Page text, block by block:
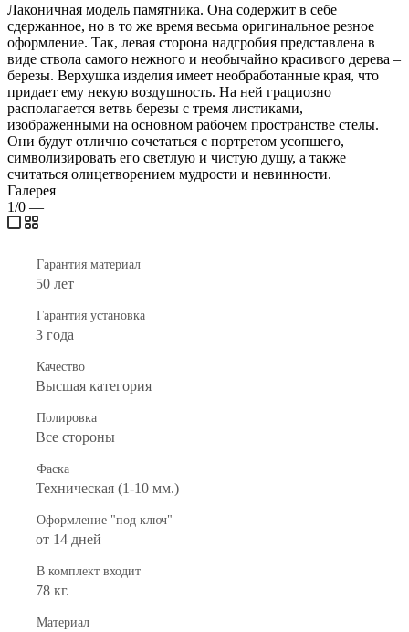
Лаконичная модель памятника. Она содержит в себе
сдержанное, но в то же время весьма оригинальное резное
оформление. Так, левая сторона надгробия представлена в
виде ствола самого нежного и необычайно красивого дерева –
березы. Верхушка изделия имеет необработанные края, что
придает ему некую воздушность. На ней грациозно
располагается ветвь березы с тремя листиками,
изображенными на основном рабочем пространстве стелы.
Они будут отлично сочетаться с портретом усопшего,
символизировать его светлую и чистую душу, а также
считаться олицетворением мудрости и невинности.
Галерея
1/0 —
Гарантия материал
50 лет
Гарантия установка
3 года
Качество
Высшая категория
Полировка
Все стороны
Фаска
Техническая (1-10 мм.)
Оформление "под ключ"
от 14 дней
В комплект входит
78 кг.
Материал